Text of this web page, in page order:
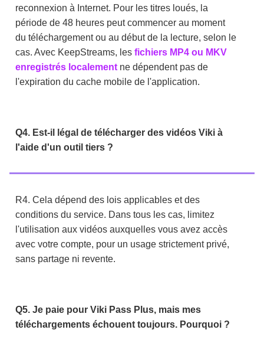
reconnexion à Internet. Pour les titres loués, la
période de 48 heures peut commencer au moment
du téléchargement ou au début de la lecture, selon le
cas. Avec KeepStreams, les fichiers MP4 ou MKV
enregistrés localement ne dépendent pas de
l'expiration du cache mobile de l'application.
Q4. Est-il légal de télécharger des vidéos Viki à
l'aide d'un outil tiers ?
R4. Cela dépend des lois applicables et des
conditions du service. Dans tous les cas, limitez
l'utilisation aux vidéos auxquelles vous avez accès
avec votre compte, pour un usage strictement privé,
sans partage ni revente.
Q5. Je paie pour Viki Pass Plus, mais mes
téléchargements échouent toujours. Pourquoi ?